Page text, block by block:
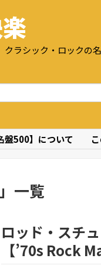
クラシック・ロック
盤500】について
一覧
ロッド・スチ
【’70s Rock